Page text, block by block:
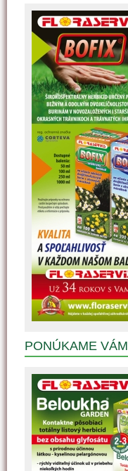
PONÚKAME VÁM